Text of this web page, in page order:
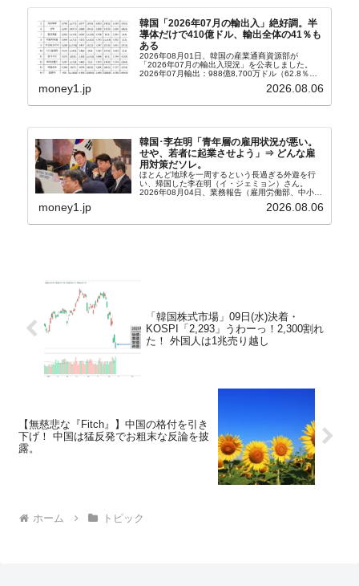
韓国「2026年07月の輸出入」絶好調。半
導体だけで410億ドル、輸出全体の41％も
ある
2026年08月01日、韓国の産業通商資源部が
「2026年07月の輸出入現況」を公表しました。
2026年07月輸出：988億8,700万ドル（62.8％）
money1.jp 2026.08.06
韓国･李在明「青年層の雇用状況が悪い。
せや、若者に起業させよう」⇒ どんな雇
用対策だソレ。
ほとんど地球を一周するという長過ぎる外遊を行
い、帰国した李在明（イ・ジェミョン）さん。
2026年08月04日、業務報告（雇用労働部、中小ベ
上、韓国大統領に成りおおせた李在明（イ・ジェミ
money1.jp 2026.08.06
「韓国株式市場」09日(水)決着・
KOSPI「2,293」うわーっ！2,300割れ
た！ 外国人は1兆売り越し
【無慈悲な『Fitch』】中国の格付を引き
下げ！ 中国は猛反発でお粗末な反論を披
露。
ホーム トピック